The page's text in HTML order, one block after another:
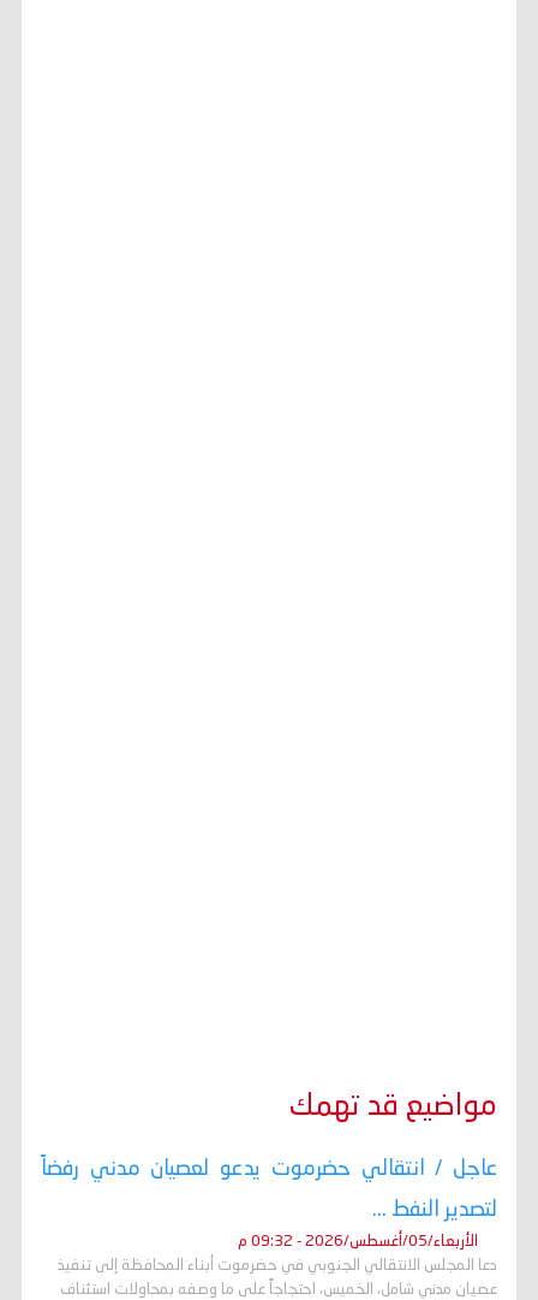
مواضيع قد تهمك
عاجل / انتقالي حضرموت يدعو لعصيان مدني رفضاً
لتصدير النفط ...
الأربعاء/05/أغسطس/2026 - 09:32 م
دعا المجلس الانتقالي الجنوبي في حضرموت أبناء المحافظة إلى تنفيذ
عصيان مدني شامل، الخميس، احتجاجاً على ما وصفه بمحاولات استئناف